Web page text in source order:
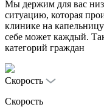
Мы держим для вас
ситуацию, которая
клинике на
себе может каждый.
категорий граждан
Скорость
Скорость